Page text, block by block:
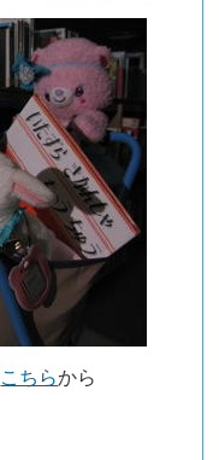
こちらから